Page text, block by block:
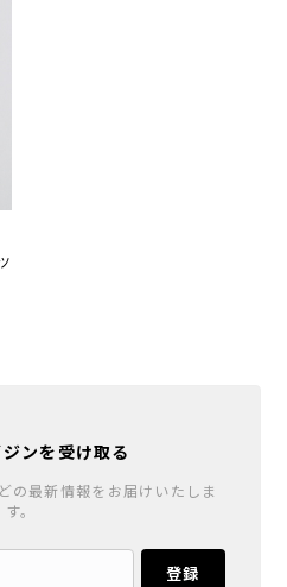
ンを受け取る
の最新情報をお届けいたしま
す。
登録